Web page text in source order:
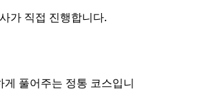
가 직접 진행합니다.
풀어주는 정통 코스입니